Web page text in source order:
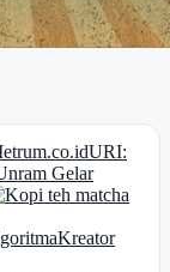
URI:
Gelar
Kreator